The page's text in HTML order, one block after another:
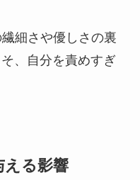
細さや優しさの裏
、自分を責めすぎ
える影響